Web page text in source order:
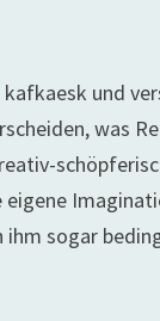
kafkaesk und
was
eigene
ihm sogar